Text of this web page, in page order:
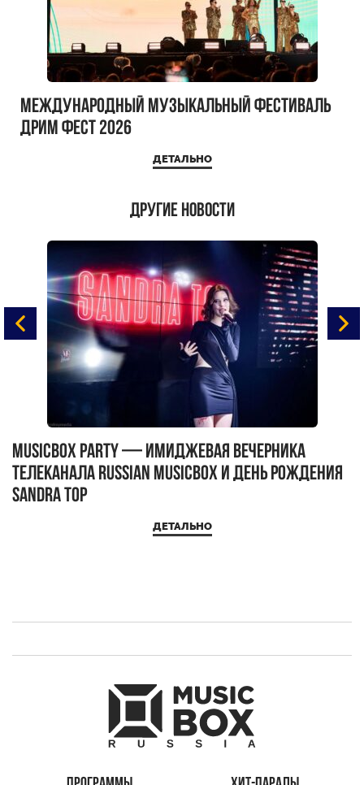
Международный музыкальный фестиваль
ДРИМ ФЕСТ 2026
ДЕТАЛЬНО
Другие новости
MUSICBOX PARTY — имиджевая вечерника
телеканала RUSSIAN MUSICBOX и день рождения
Sandra Top
ДЕТАЛЬНО